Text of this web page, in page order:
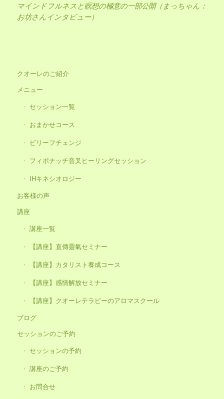
マインドフルネスと瞑想の極意の一部公開（まっちゃん：
お坊さんインタビュー）
クオーレのご紹介
メニュー
セッション一覧
おまかせコース
ビリーフチェンジ
フィボナッチ音叉ヒーリングセッション
IHキネシオロジー
お客様の声
講座
講座一覧
【講座】直傳靈氣セミナー
【講座】カタリスト養成コース
【講座】感情解放セミナー
【講座】クオーレテラピーのアロマスクール
ブログ
セッションのご予約
セッションの予約
講座のご予約
お問合せ